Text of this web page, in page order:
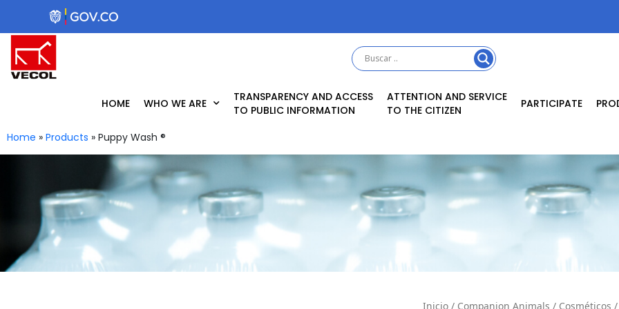
content
HOME WHO WE ARE
TRANSPARENCY AND ACCESS
TO PUBLIC INFORMATION
ATTENTION AND SERVICE
TO THE CITIZEN
PARTICIPATE
Home » Products » Puppy Wash ®
Inicio/ Companion Animals / Cosméticos